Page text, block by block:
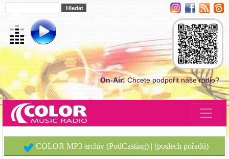
On-Air:Chcete podpořit naše rádio?
COLOR MP3 archiv (PodCasting) | (poslech pořadů)